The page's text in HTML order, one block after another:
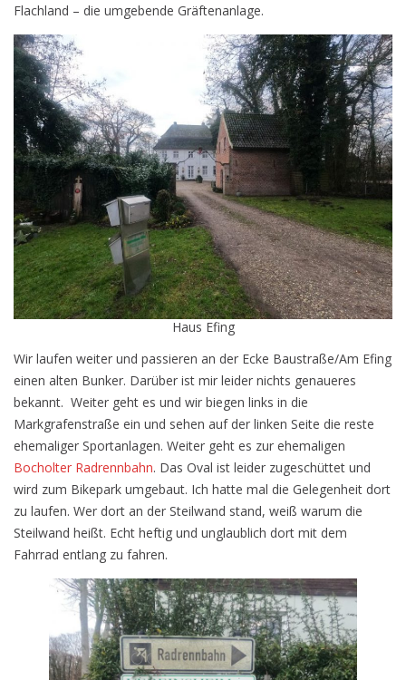
Flachland – die umgebende Gräftenanlage.
Haus Efing
Wir laufen weiter und passieren an der Ecke Baustraße/Am Efing
einen alten Bunker. Darüber ist mir leider nichts genaueres
bekannt. Weiter geht es und wir biegen links in die
Markgrafenstraße ein und sehen auf der linken Seite die reste
ehemaliger Sportanlagen. Weiter geht es zur ehemaligen
Bocholter Radrennbahn. Das Oval ist leider zugeschüttet und
wird zum Bikepark umgebaut. Ich hatte mal die Gelegenheit dort
zu laufen. Wer dort an der Steilwand stand, weiß warum die
Steilwand heißt. Echt heftig und unglaublich dort mit dem
Fahrrad entlang zu fahren.